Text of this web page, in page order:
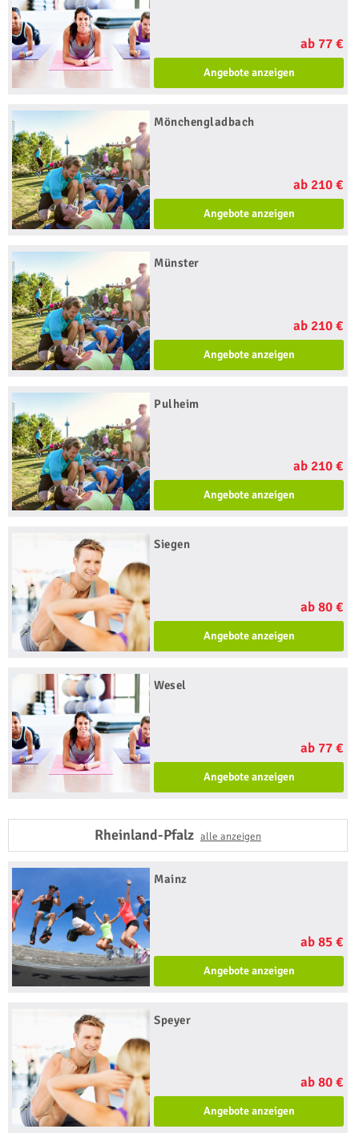
ab 77 €
Angebote anzeigen
Mönchengladbach
ab 210 €
Angebote anzeigen
Münster
ab 210 €
Angebote anzeigen
Pulheim
ab 210 €
Angebote anzeigen
Siegen
ab 80 €
Angebote anzeigen
Wesel
ab 77 €
Angebote anzeigen
Rheinland-Pfalz alle anzeigen
Mainz
ab 85 €
Angebote anzeigen
Speyer
ab 80 €
Angebote anzeigen